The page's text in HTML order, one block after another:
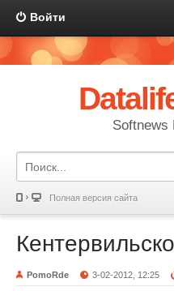
Войти
Softnews
Полная версия сайта
PomoRde 3-02-2012, 12:25